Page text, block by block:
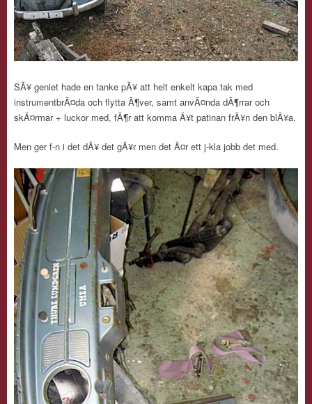
SÃ¥ geniet hade en tanke pÃ¥ att helt enkelt kapa tak med
instrumentbrÃ¤da och flytta Ã¶ver, samt anvÃ¤nda dÃ¶rrar och
skÃ¤rmar + luckor med, fÃ¶r att komma Ã¥t patinan frÃ¥n den blÃ¥a.
Men ger f-n i det dÃ¥ det gÃ¥r men det Ã¤r ett j-kla jobb det med.